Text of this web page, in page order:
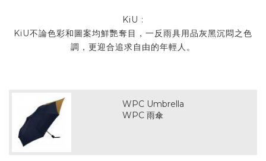
KiU :
KiU不論色彩和圖案均鮮艷奪目，一反雨具用品灰黑沉悶之色
調，更迎合追求自由的年輕人。
WPC Umbrella
WPC 雨傘